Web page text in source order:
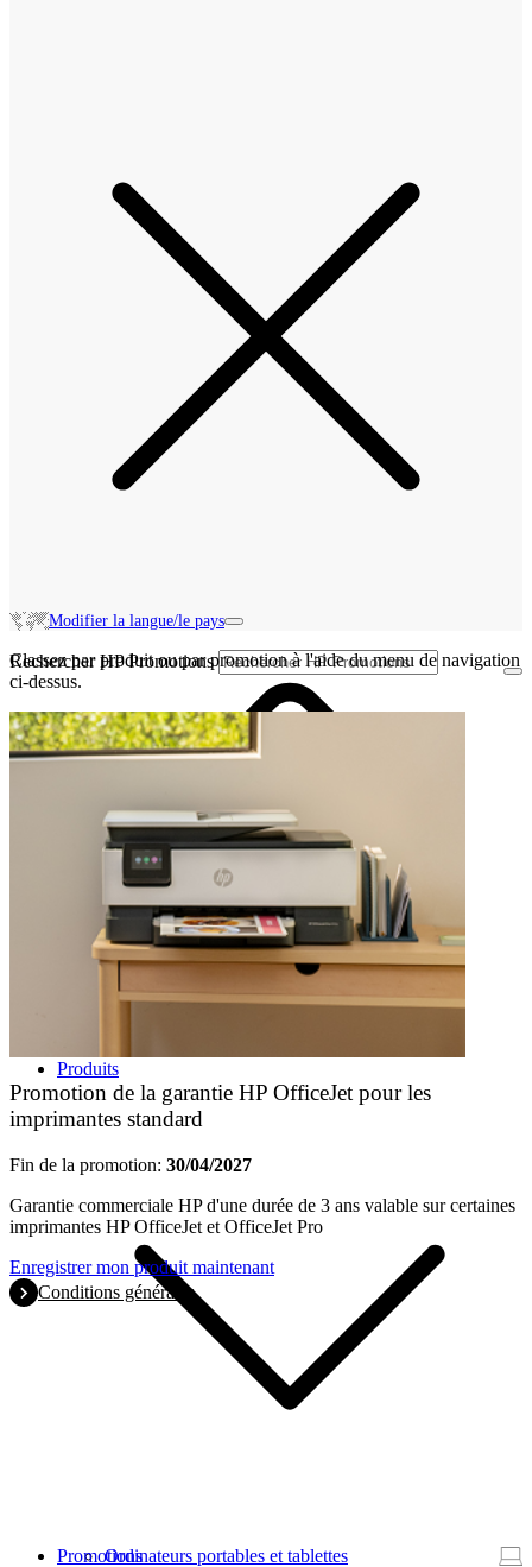
Produits
Ordinateurs portables et tablettes
Promotions
Modifier la langue/le pays
Rechercher HP Promotions
Classez par produit ou par promotion à l'aide du menu de navigation
ci-dessus.
Promotion de la garantie HP OfficeJet pour les
imprimantes standard
Fin de la promotion: 30/04/2027
Garantie commerciale HP d'une durée de 3 ans valable sur certaines
imprimantes HP OfficeJet et OfficeJet Pro
Enregistrer mon produit maintenant
Conditions générales